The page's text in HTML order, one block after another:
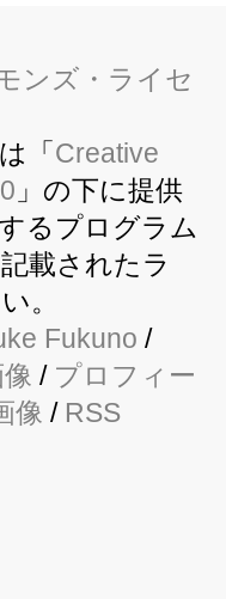
「Creative
」の下に提供
るプログラム
載されたラ
。
Fukuno /
/ プロフィー
像 / RSS